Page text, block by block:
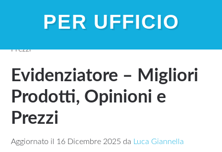
PER UFFICIO
Prezzi
Evidenziatore – Migliori
Prodotti, Opinioni e
Prezzi
Aggiornato il 16 Dicembre 2025 da Luca Giannella